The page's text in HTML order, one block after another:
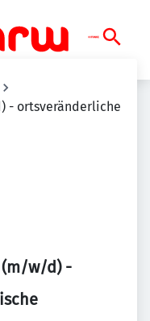
- ortsveränderliche
(m/w/d) -